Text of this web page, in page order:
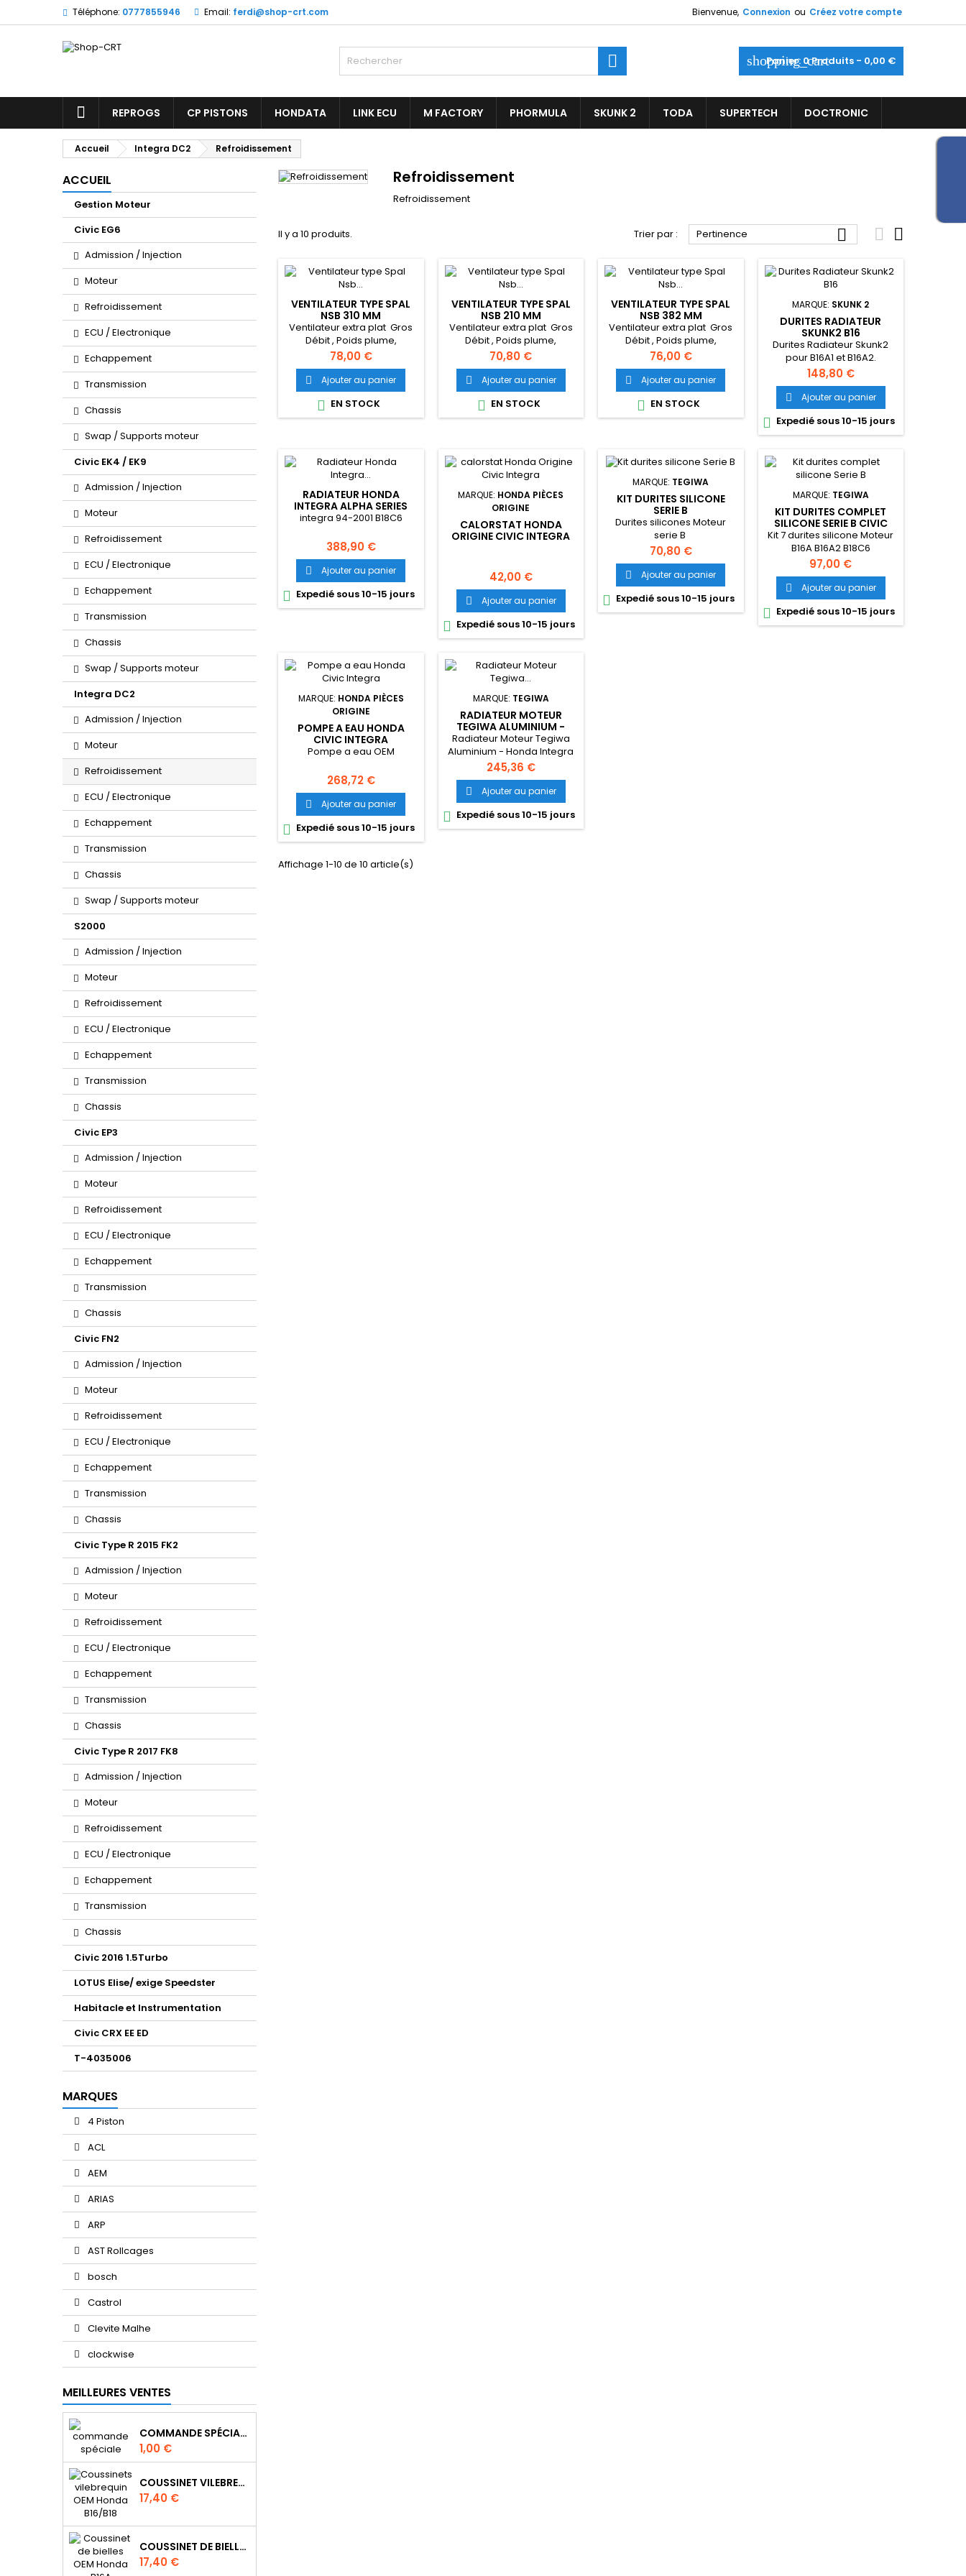
Téléphone: 0777855946 Email: ferdi@shop-crt.com Bienvenue, Connexion ou Créez votre compte
shopping_cart
Panier: 0Produits - 0,00 €

REPROGS CP PISTONS HONDATA LINK ECU M FACTORY PHORMULA SKUNK 2 TODA SUPERTECH DOCTRONIC
Accueil Integra DC2 Refroidissement
ACCUEIL
Gestion Moteur
Civic EG6
Admission / Injection
Moteur
Refroidissement
ECU / Electronique
Echappement
Transmission
Chassis
Swap / Supports moteur
Civic EK4 / EK9
Admission / Injection
Moteur
Refroidissement
ECU / Electronique
Echappement
Transmission
Chassis
Swap / Supports moteur
Integra DC2
Admission / Injection
Moteur
Refroidissement
ECU / Electronique
Echappement
Transmission
Chassis
Swap / Supports moteur
S2000
Admission / Injection
Moteur
Refroidissement
ECU / Electronique
Echappement
Transmission
Chassis
Civic EP3
Admission / Injection
Moteur
Refroidissement
ECU / Electronique
Echappement
Transmission
Chassis
Civic FN2
Admission / Injection
Moteur
Refroidissement
ECU / Electronique
Echappement
Transmission
Chassis
Civic Type R 2015 FK2
Admission / Injection
Moteur
Refroidissement
ECU / Electronique
Echappement
Transmission
Chassis
Civic Type R 2017 FK8
Admission / Injection
Moteur
Refroidissement
ECU / Electronique
Echappement
Transmission
Chassis
Civic 2016 1.5Turbo
LOTUS Elise/ exige Speedster
Habitacle et Instrumentation
Civic CRX EE ED
T-4035006
MARQUES
4 Piston
ACL
AEM
ARIAS
ARP
AST Rollcages
bosch
Castrol
Clevite Malhe
clockwise
MEILLEURES VENTES
COMMANDE SPÉCIALE
Prix
1,00 €
COUSSINET VILEBREQUIN OEM HONDA B18C6 B16A1 B16A2 B18C4 B20B
Prix
17,40 €
COUSSINET DE BIELLES OEM HONDA B16A B20B B20Z
Prix
17,40 €
Refroidissement
Refroidissement
Il y a 10 produits. Trier par : Pertinence   
VENTILATEUR TYPE SPAL
NSB 310 MM
Ventilateur extra plat Gros
Débit , Poids plume,
encombrement mini
Prix
78,00 €
 Ajouter au panier
 EN STOCK
VENTILATEUR TYPE SPAL
NSB 210 MM
Ventilateur extra plat Gros
Débit , Poids plume,
encombrement mini
Prix
70,80 €
 Ajouter au panier
 EN STOCK
VENTILATEUR TYPE SPAL
NSB 382 MM
Ventilateur extra plat Gros
Débit , Poids plume,
encombrement mini
Prix
76,00 €
 Ajouter au panier
 EN STOCK
MARQUE: SKUNK 2
DURITES RADIATEUR
SKUNK2 B16
Durites Radiateur Skunk2
pour B16A1 et B16A2.
Prix
148,80 €
 Ajouter au panier
 Expedié sous 10-15 jours
RADIATEUR HONDA
INTEGRA ALPHA SERIES
SKUNK2
integra 94-2001 B18C6
Prix
388,90 €
 Ajouter au panier
 Expedié sous 10-15 jours
MARQUE: HONDA PIÈCES
ORIGINE
CALORSTAT HONDA
ORIGINE CIVIC INTEGRA
Prix
42,00 €
 Ajouter au panier
 Expedié sous 10-15 jours
MARQUE: TEGIWA
KIT DURITES SILICONE
SERIE B
Durites silicones Moteur
serie B
Prix
70,80 €
 Ajouter au panier
 Expedié sous 10-15 jours
MARQUE: TEGIWA
KIT DURITES COMPLET
SILICONE SERIE B CIVIC
INTEGRA
Kit 7 durites silicone Moteur
B16A B16A2 B18C6
Prix
97,00 €
 Ajouter au panier
 Expedié sous 10-15 jours
MARQUE: HONDA PIÈCES
ORIGINE
POMPE A EAU HONDA
CIVIC INTEGRA
Pompe a eau OEM
Prix
268,72 €
 Ajouter au panier
 Expedié sous 10-15 jours
MARQUE: TEGIWA
RADIATEUR MOTEUR
TEGIWA ALUMINIUM -
INTEGRA TYPE R DC2
Radiateur Moteur Tegiwa
Aluminium - Honda Integra
DC2
Prix
245,36 €
 Ajouter au panier
 Expedié sous 10-15 jours
Affichage 1-10 de 10 article(s)